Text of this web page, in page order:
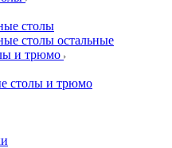
столы
столы остальные
и трюмо
столы и трюмо